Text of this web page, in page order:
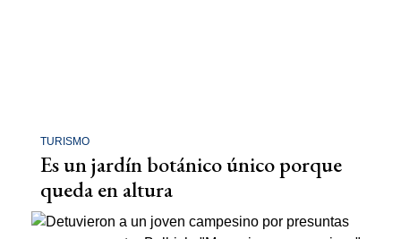
TURISMO
Es un jardín botánico único porque
queda en altura